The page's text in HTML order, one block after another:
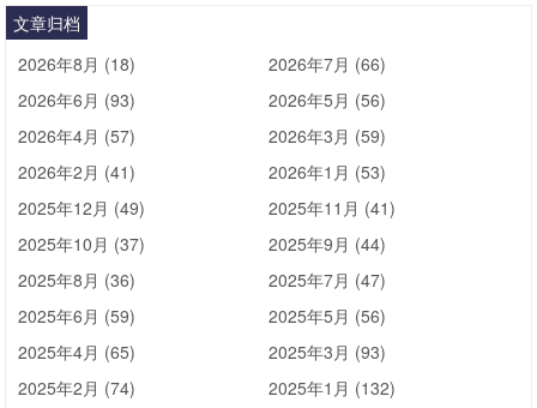
文章归档
2026年8月 (18)
2026年7月 (66)
2026年6月 (93)
2026年5月 (56)
2026年4月 (57)
2026年3月 (59)
2026年2月 (41)
2026年1月 (53)
2025年12月 (49)
2025年11月 (41)
2025年10月 (37)
2025年9月 (44)
2025年8月 (36)
2025年7月 (47)
2025年6月 (59)
2025年5月 (56)
2025年4月 (65)
2025年3月 (93)
2025年2月 (74)
2025年1月 (132)